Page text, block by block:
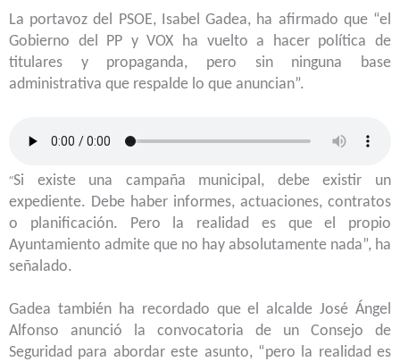
La portavoz del PSOE, Isabel Gadea, ha afirmado que “el
Gobierno del PP y VOX ha vuelto a hacer política de
titulares y propaganda, pero sin ninguna base
administrativa que respalde lo que anuncian”.
“Si existe una campaña municipal, debe existir un
expediente. Debe haber informes, actuaciones, contratos
o planificación. Pero la realidad es que el propio
Ayuntamiento admite que no hay absolutamente nada”, ha
señalado.
Gadea también ha recordado que el alcalde José Ángel
Alfonso anunció la convocatoria de un Consejo de
Seguridad para abordar este asunto, “pero la realidad es